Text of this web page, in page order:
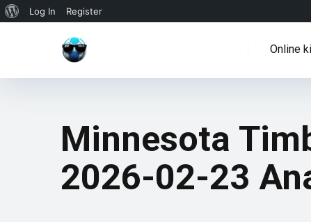
WordPressi
Log In Register
Online
Minnesota
2026-02-23